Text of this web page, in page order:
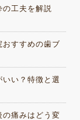
工夫を解説
おすすめの歯ブ
い？特徴と選
の痛みはどう変